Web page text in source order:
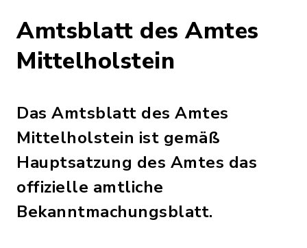
Amtsblatt des Amtes
Mittelholstein
Das Amtsblatt des Amtes
Mittelholstein ist gemäß
Hauptsatzung des Amtes das
offizielle amtliche
Bekanntmachungsblatt.